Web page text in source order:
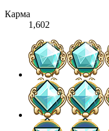
Карма
1,602